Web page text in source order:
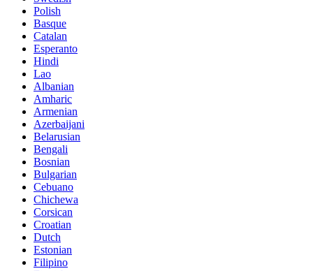
Polish
Basque
Catalan
Esperanto
Hindi
Lao
Albanian
Amharic
Armenian
Azerbaijani
Belarusian
Bengali
Bosnian
Bulgarian
Cebuano
Chichewa
Corsican
Croatian
Dutch
Estonian
Filipino